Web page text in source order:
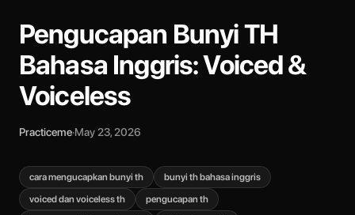
Pengucapan Bunyi TH
Bahasa Inggris: Voiced &
Voiceless
Practiceme·May 23, 2026
cara mengucapkan bunyi th
bunyi th bahasa inggris
voiced dan voiceless th
pengucapan th